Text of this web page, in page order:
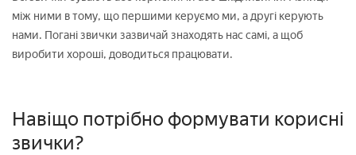
між ними в тому, що першими керуємо ми, а другі керують
нами. Погані звички зазвичай знаходять нас самі, а щоб
виробити хороші, доводиться працювати.
Навіщо потрібно формувати корисні
звички?